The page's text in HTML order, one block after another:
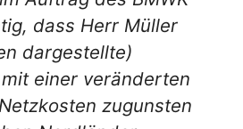
dass Herr Müller
dargestellte)
einer veränderten
zugunsten